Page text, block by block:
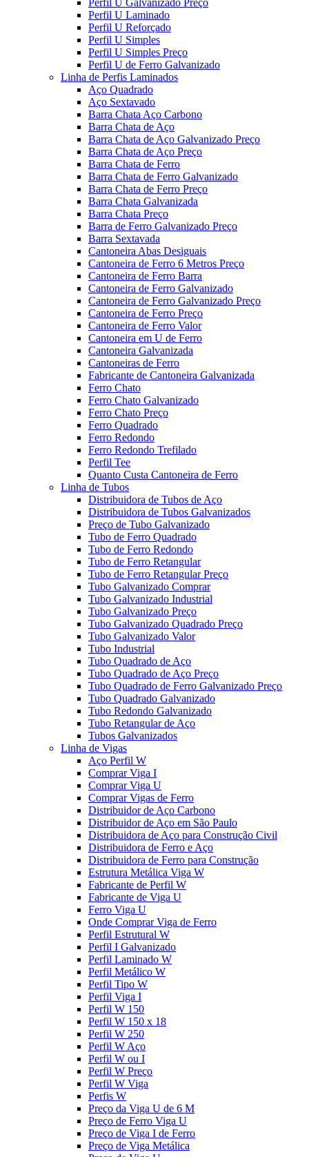
Perfil U Galvanizado Preço
Perfil U Laminado
Perfil U Reforçado
Perfil U Simples
Perfil U Simples Preço
Perfil U de Ferro Galvanizado
Linha de Perfis Laminados
Aço Quadrado
Aço Sextavado
Barra Chata Aço Carbono
Barra Chata de Aço
Barra Chata de Aço Galvanizado Preço
Barra Chata de Aço Preço
Barra Chata de Ferro
Barra Chata de Ferro Galvanizado
Barra Chata de Ferro Preço
Barra Chata Galvanizada
Barra Chata Preço
Barra de Ferro Galvanizado Preço
Barra Sextavada
Cantoneira Abas Desiguais
Cantoneira de Ferro 6 Metros Preço
Cantoneira de Ferro Barra
Cantoneira de Ferro Galvanizado
Cantoneira de Ferro Galvanizado Preço
Cantoneira de Ferro Preço
Cantoneira de Ferro Valor
Cantoneira em U de Ferro
Cantoneira Galvanizada
Cantoneiras de Ferro
Fabricante de Cantoneira Galvanizada
Ferro Chato
Ferro Chato Galvanizado
Ferro Chato Preço
Ferro Quadrado
Ferro Redondo
Ferro Redondo Trefilado
Perfil Tee
Quanto Custa Cantoneira de Ferro
Linha de Tubos
Distribuidora de Tubos de Aço
Distribuidora de Tubos Galvanizados
Preço de Tubo Galvanizado
Tubo de Ferro Quadrado
Tubo de Ferro Redondo
Tubo de Ferro Retangular
Tubo de Ferro Retangular Preço
Tubo Galvanizado Comprar
Tubo Galvanizado Industrial
Tubo Galvanizado Preço
Tubo Galvanizado Quadrado Preço
Tubo Galvanizado Valor
Tubo Industrial
Tubo Quadrado de Aço
Tubo Quadrado de Aço Preço
Tubo Quadrado de Ferro Galvanizado Preço
Tubo Quadrado Galvanizado
Tubo Redondo Galvanizado
Tubo Retangular de Aço
Tubos Galvanizados
Linha de Vigas
Aço Perfil W
Comprar Viga I
Comprar Viga U
Comprar Vigas de Ferro
Distribuidor de Aço Carbono
Distribuidor de Aço em São Paulo
Distribuidora de Aço para Construção Civil
Distribuidora de Ferro e Aço
Distribuidora de Ferro para Construção
Estrutura Metálica Viga W
Fabricante de Perfil W
Fabricante de Viga U
Ferro Viga U
Onde Comprar Viga de Ferro
Perfil Estrutural W
Perfil I Galvanizado
Perfil Laminado W
Perfil Metálico W
Perfil Tipo W
Perfil Viga I
Perfil W 150
Perfil W 150 x 18
Perfil W 250
Perfil W Aço
Perfil W ou I
Perfil W Preço
Perfil W Viga
Perfis W
Preço da Viga U de 6 M
Preço de Ferro Viga U
Preço de Viga I de Ferro
Preço de Viga Metálica